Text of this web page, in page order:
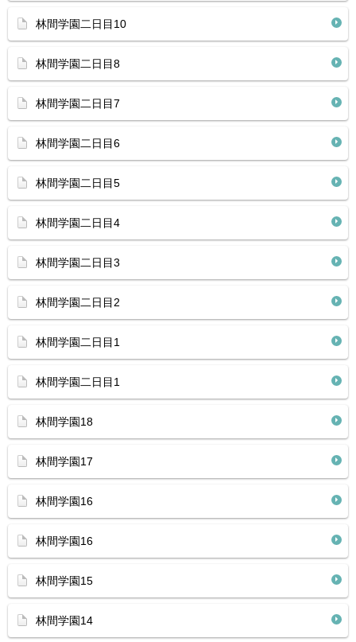
林間学園二日目10
林間学園二日目8
林間学園二日目7
林間学園二日目6
林間学園二日目5
林間学園二日目4
林間学園二日目3
林間学園二日目2
林間学園二日目1
林間学園二日目1
林間学園18
林間学園17
林間学園16
林間学園16
林間学園15
林間学園14